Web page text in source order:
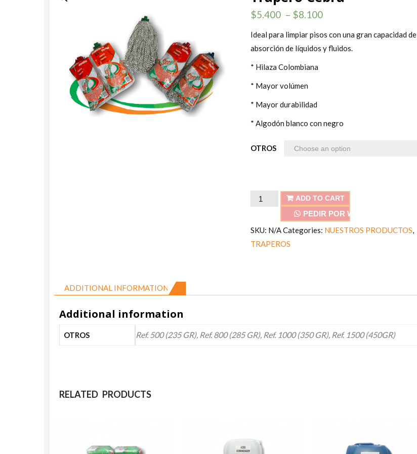
$5.400 – $8.100
Ideal para limpiar pisos con una gran capacidad de
absorción de líquidos y fluidos.
* Hilaza Colombiana
* Mayor volúmen
* Mayor durabilidad
* Algodón blanco con negro
OTROS
Trapero
ADD TO CART
PEDIR POR WHATSAPP
SKU: N/ACategories: NUESTROS PRODUCTOS,
TRAPEROS
ADDITIONAL INFORMATION
Additional information
OTROS Ref. 500 (235 GR), Ref. 800 (285 GR), Ref. 1000 (350 GR), Ref. 1500 (450GR)
RELATED PRODUCTS